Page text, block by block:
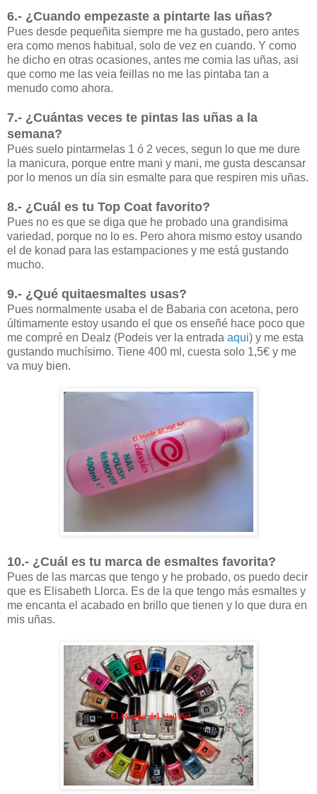
6.- ¿Cuando empezaste a pintarte las uñas?
Pues desde pequeñita siempre me ha gustado, pero antes
era como menos habitual, solo de vez en cuando. Y como
he dicho en otras ocasiones, antes me comia las uñas, asi
que como me las veia feillas no me las pintaba tan a
menudo como ahora.
7.- ¿Cuántas veces te pintas las uñas a la
semana?
Pues suelo pintarmelas 1 ó 2 veces, segun lo que me dure
la manicura, porque entre mani y mani, me gusta descansar
por lo menos un día sin esmalte para que respiren mis uñas.
8.- ¿Cuál es tu Top Coat favorito?
Pues no es que se diga que he probado una grandisima
variedad, porque no lo es. Pero ahora mismo estoy usando
el de konad para las estampaciones y me está gustando
mucho.
9.- ¿Qué quitaesmaltes usas?
Pues normalmente usaba el de Babaria con acetona, pero
últimamente estoy usando el que os enseñé hace poco que
me compré en Dealz (Podeis ver la entrada aqui) y me esta
gustando muchísimo. Tiene 400 ml, cuesta solo 1,5€ y me
va muy bien.
10.- ¿Cuál es tu marca de esmaltes favorita?
Pues de las marcas que tengo y he probado, os puedo decir
que es Elisabeth Llorca. Es de la que tengo más esmaltes y
me encanta el acabado en brillo que tienen y lo que dura en
mis uñas.